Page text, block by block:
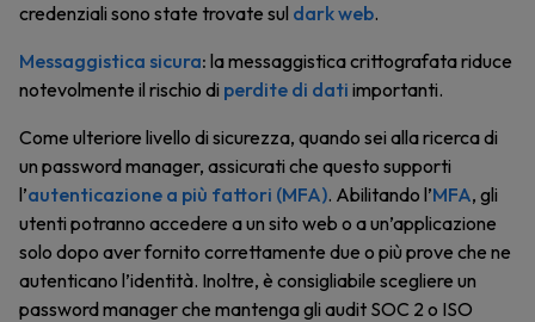
credenziali sono state trovate sul dark web.
Messaggistica sicura: la messaggistica crittografata riduce
notevolmente il rischio di perdite di dati importanti.
Come ulteriore livello di sicurezza, quando sei alla ricerca di
un password manager, assicurati che questo supporti
l’autenticazione a più fattori (MFA). Abilitando l’MFA, gli
utenti potranno accedere a un sito web o a un’applicazione
solo dopo aver fornito correttamente due o più prove che ne
autenticano l’identità. Inoltre, è consigliabile scegliere un
password manager che mantenga gli audit SOC 2 o ISO